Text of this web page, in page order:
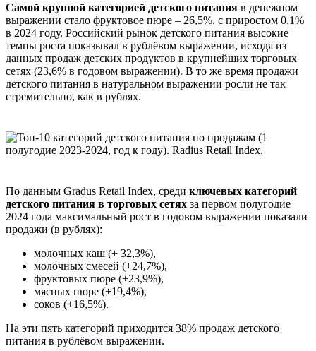
Самой крупной категорией детского питания в денежном
выражении стало фруктовое пюре – 26,5%. с приростом 0,1%
в 2024 году. Российский рынок детского питания высокие
темпы роста показывал в рублёвом выражении, исходя из
данных продаж детских продуктов в крупнейших торговых
сетях (23,6% в годовом выражении). В то же время продажи
детского питания в натуральном выражении росли не так
стремительно, как в рублях.
По данным Gradus Retail Index, среди ключевых категорий
детского питания в торговых сетях за первом полугодие
2024 года максимальный рост в годовом выражении показали
продажи (в рублях):
молочных каш (+ 32,3%),
молочных смесей (+24,7%),
фруктовых пюре (+23,9%),
мясных пюре (+19,4%),
соков (+16,5%).
На эти пять категорий приходится 38% продаж детского
питания в рублёвом выражении.